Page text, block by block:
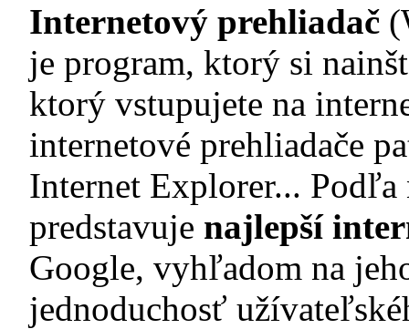
Internetový prehliadač
je program, ktorý si
ktorý vstupujete na
internetové prehliadače
Internet Explorer... Podľa
predstavuje najlepší
Google, vyhľadom na
jednoduchosť